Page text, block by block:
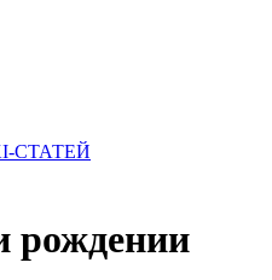
СТАТЕЙ
рождении